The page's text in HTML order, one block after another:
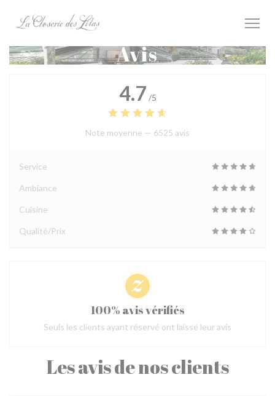
Avis
Les avis de nos clients
4.7 /5
Note moyenne — 6525 avis
Service
Ambiance
Cuisine
Qualité/Prix
100% avis vérifiés
Seuls les clients ayant réservé ont laissé leur avis